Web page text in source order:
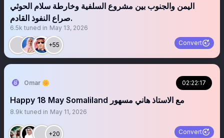
اليمن والجنوب بين مشروع السلفية وخارطة سلام الحوثي
صراع النفوذ القادم.
6.5k tuned in May 13, 2026
+55 Convert
Omar 🌼 02:22:17
Happy 18 May Somaliland مع الاستاذ هاني مسهور
8.9k tuned in May 11, 2026
+20 Convert